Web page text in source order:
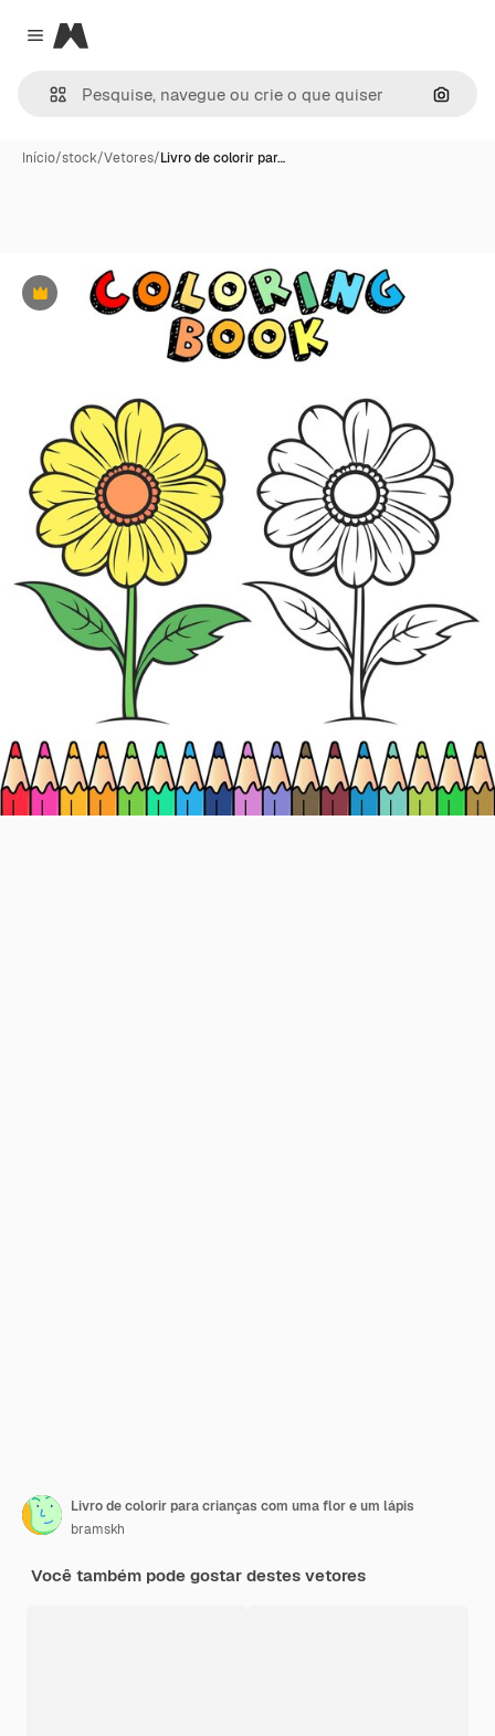
Close menu
Magnific
Início/stock/Vetores/Livro de colorir par…
Premium
Livro de colorir para crianças com uma flor e um lápis
bramskh
Você também pode gostar destes vetores